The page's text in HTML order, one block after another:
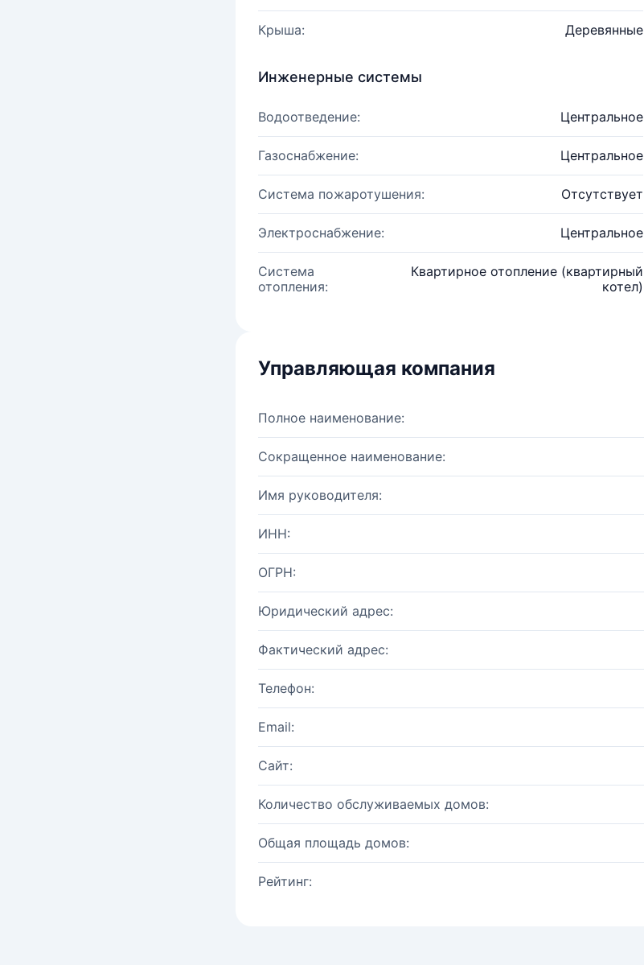
Крыша: Деревянные
Инженерные системы
Водоотведение: Центральное
Газоснабжение: Центральное
Система пожаротушения: Отсутствует
Электроснабжение: Центральное
Система
отопления:
Квартирное отопление (квартирный
котел)
Управляющая компания
Полное наименование:
Сокращенное наименование:
Имя руководителя:
ИНН:
ОГРН:
Юридический адрес:
Фактический адрес:
Телефон:
Email:
Сайт:
Количество обслуживаемых домов:
Общая площадь домов:
Рейтинг: